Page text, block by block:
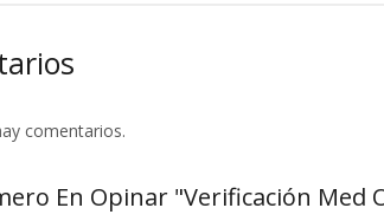
comentarios.
En Opinar "Verificación Med